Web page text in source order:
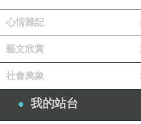
可以研究冥想對專注力、壓力
影響，甚至區分不同練習方式
這些工作十分重要，因為它
粹憑感覺，而有實際可觀察的
仍然不等於它已經處理完冥
心情雜記
藝文欣賞
社會萬象
我的站台